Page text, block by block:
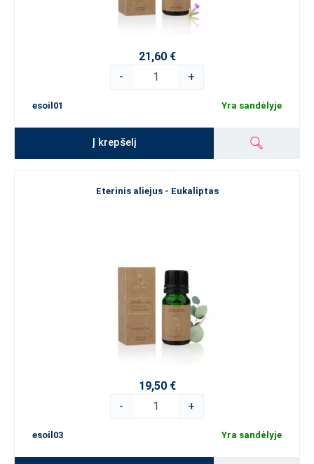
21,60 €
-
+
esoil01 Yra sandėlyje
Į krepšelį
Eterinis aliejus - Eukaliptas
19,50 €
-
+
esoil03 Yra sandėlyje